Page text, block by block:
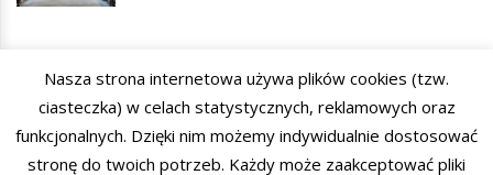
KATEGORIE
Nasza strona internetowa używa plików cookies (tzw.
ciasteczka) w celach statystycznych, reklamowych oraz
funkcjonalnych. Dzięki nim możemy indywidualnie dostosować
stronę do twoich potrzeb. Każdy może zaakceptować pliki